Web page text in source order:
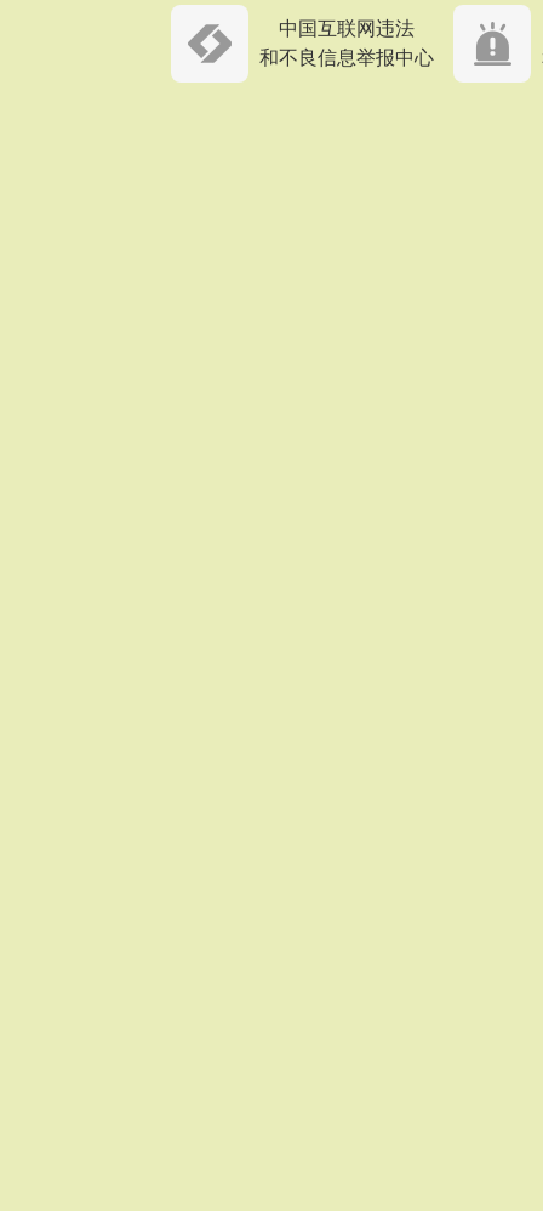
中国互联网违法
和不良信息举报中心